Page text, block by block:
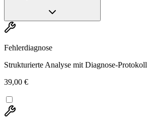
Fehlerdiagnose
Strukturierte Analyse mit Diagnose-Protokoll
39,00 €